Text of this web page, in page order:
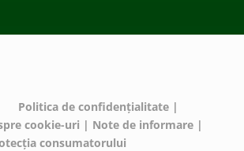
Politica de confidențialitate|
cookie-uri | Note de informare|
consumatorului